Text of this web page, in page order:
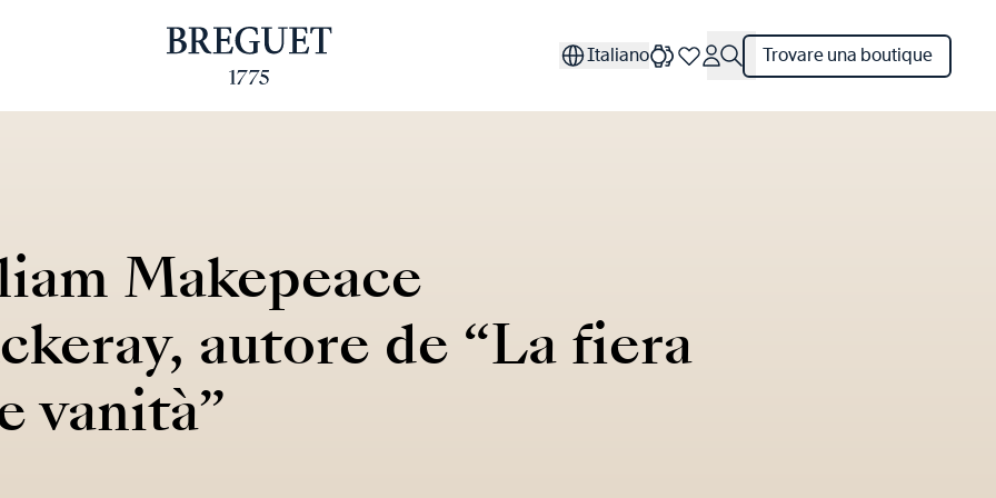
Italiano Trovare una boutique
Makepeace
autore de “La fiera
vanità”